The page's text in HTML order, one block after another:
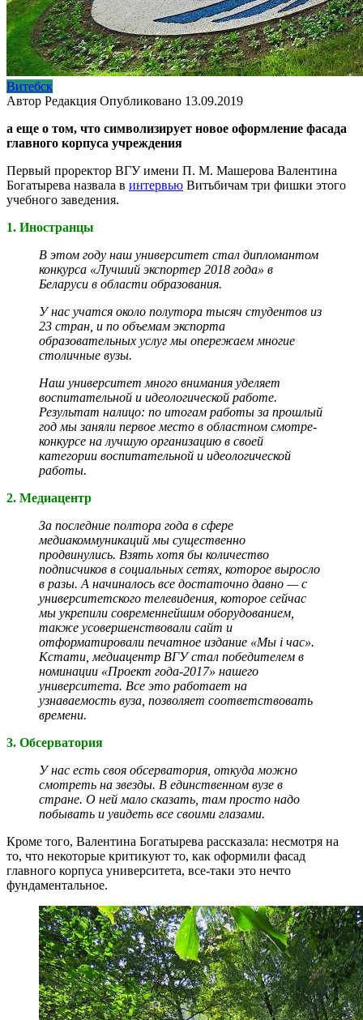
Витебск
Автор Редакция Опубликовано 13.09.2019
а еще о том, что символизирует новое оформление фасада
главного корпуса учреждения
Первый проректор ВГУ имени П. М. Машерова Валентина
Богатырева назвала в интервью Витьбичам три фишки этого
учебного заведения.
1. Иностранцы
В этом году наш университет стал дипломантом
конкурса «Лучший экспортер 2018 года» в
Беларуси в области образования.
У нас учатся около полутора тысяч студентов из
23 стран, и по объемам экспорта
образовательных услуг мы опережаем многие
столичные вузы.
Наш университет много внимания уделяет
воспитательной и идеологической работе.
Результат налицо: по итогам работы за прошлый
год мы заняли первое место в областном смотре-
конкурсе на лучшую организацию в своей
категории воспитательной и идеологической
работы.
2. Медиацентр
За послед­ние полтора года в сфере
медиакоммуникаций мы сущест­венно
продвинулись. Взять хотя бы количество
подписчиков в социальных сетях, которое выросло
в разы. А начиналось все достаточно давно — с
университетского телевидения, которое сейчас
мы укрепили современнейшим оборудованием,
также усовершенствовали сайт и
отформатировали печатное издание «Мы i час».
Кстати, медиацентр ВГУ стал победителем в
номинации «Проект года-2017» нашего
университета. Все это работает на
узнаваемость вуза, позволяет соответствовать
времени.
3. Обсерватория
У нас есть своя обсерватория, откуда можно
смотреть на звезды. В единственном вузе в
стране. О ней мало сказать, там просто надо
побывать и увидеть все своими глазами.
Кроме того, Валентина Богатырева рассказала: несмотря на
то, что некоторые критикуют то, как оформили фасад
главного корпуса университета, все-таки это нечто
фундаментальное.